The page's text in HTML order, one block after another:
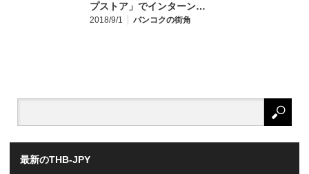
プストア」でインターン…
2018/9/1 バンコクの街角
最新のTHB-JPY